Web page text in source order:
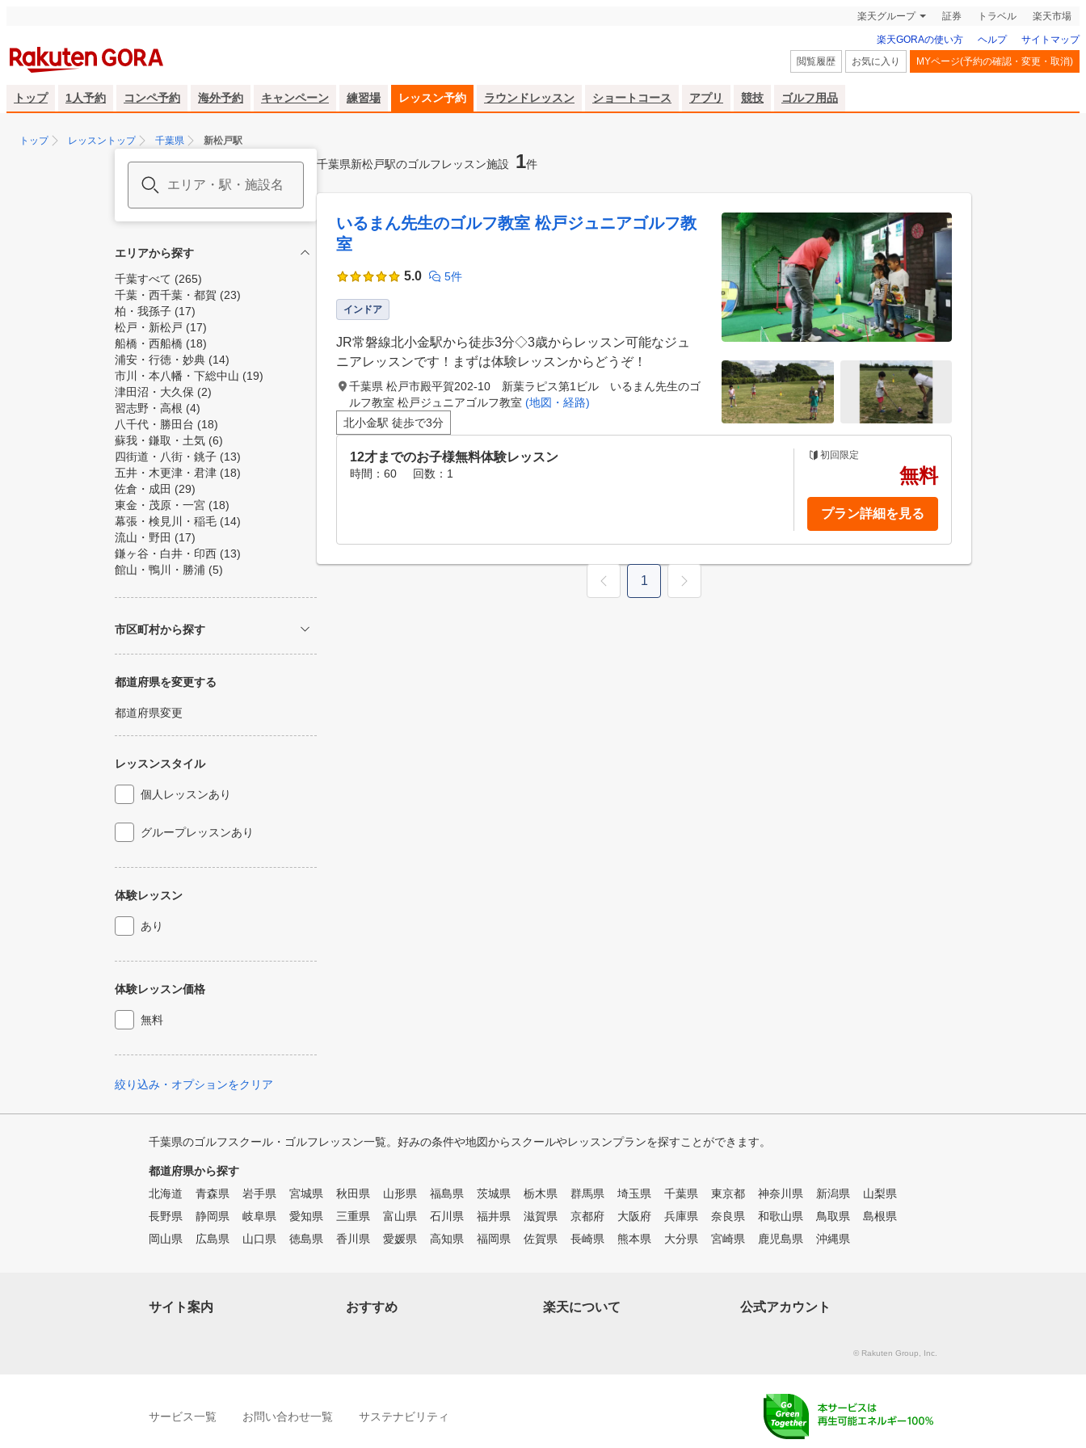
楽天グループ 証券 トラベル 楽天市場
楽天GORAの使い方 ヘルプ
サイトマップ
閲覧履歴
お気に入り MYページ(予約の確認・変更・取消)
トップ 1人予約 コンペ予約 海外予約 キャンペーン 練習場 レッスン予約 ラウンドレッスン ショートコース アプリ 競技 ゴルフ用品
トップ レッスントップ 千葉県 新松戸駅
エリアから探す
千葉すべて (265)
千葉・西千葉・都賀 (23)
柏・我孫子 (17)
松戸・新松戸 (17)
船橋・西船橋 (18)
浦安・行徳・妙典 (14)
市川・本八幡・下総中山 (19)
津田沼・大久保 (2)
習志野・高根 (4)
八千代・勝田台 (18)
蘇我・鎌取・土気 (6)
四街道・八街・銚子 (13)
五井・木更津・君津 (18)
佐倉・成田 (29)
東金・茂原・一宮 (18)
幕張・検見川・稲毛 (14)
流山・野田 (17)
鎌ヶ谷・白井・印西 (13)
館山・鴨川・勝浦 (5)
市区町村から探す
都道府県を変更する
都道府県変更
レッスンスタイル
個人レッスンあり
グループレッスンあり
体験レッスン
あり
体験レッスン価格
無料
絞り込み・オプションをクリア
千葉県新松戸駅のゴルフレッスン施設 1件
いるまん先生のゴルフ教室 松戸ジュニアゴルフ教
室
5.0 5件
インドア
JR常磐線北小金駅から徒歩3分◇3歳からレッスン可能なジュ
ニアレッスンです！まずは体験レッスンからどうぞ！
千葉県 松戸市殿平賀202-10 新葉ラピス第1ビル いるまん先生のゴ
ルフ教室 松戸ジュニアゴルフ教室 (地図・経路)
北小金駅 徒歩で3分
12才までのお子様無料体験レッスン
時間：60 回数：1
初回限定
無料
プラン詳細を見る
1
千葉県のゴルフスクール・ゴルフレッスン一覧。好みの条件や地図からスクールやレッスンプランを探すことができます。
都道府県から探す
北海道
青森県 岩手県 宮城県 秋田県 山形県 福島県 茨城県 栃木県 群馬県 埼玉県 千葉県 東京都 神奈川県 新潟県
山梨県
長野県
静岡県 岐阜県 愛知県 三重県 富山県 石川県 福井県 滋賀県 京都府 大阪府 兵庫県 奈良県 和歌山県 鳥取県
島根県
岡山県
広島県 山口県 徳島県 香川県 愛媛県 高知県 福岡県 佐賀県 長崎県 熊本県 大分県 宮崎県 鹿児島県 沖縄県
サイト案内 おすすめ 楽天について 公式アカウント
© Rakuten Group, Inc.
サービス一覧 お問い合わせ一覧 サステナビリティ